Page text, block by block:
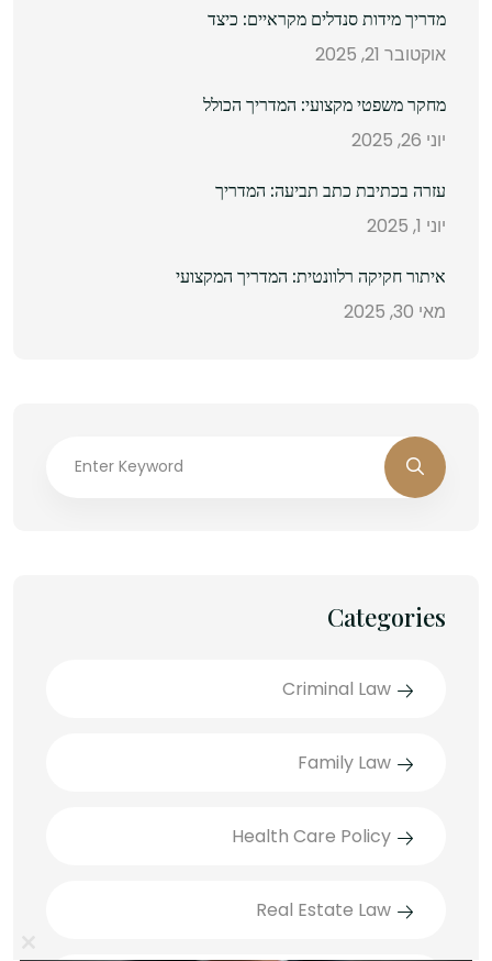
מדריך מידות סנדלים מקראיים: כיצד
אוקטובר 21, 2025
מחקר משפטי מקצועי: המדריך הכולל
יוני 26, 2025
עזרה בכתיבת כתב תביעה: המדריך
יוני 1, 2025
איתור חקיקה רלוונטית: המדריך המקצועי
מאי 30, 2025
Categories
Criminal Law
Family Law
Health Care Policy
Real Estate Law